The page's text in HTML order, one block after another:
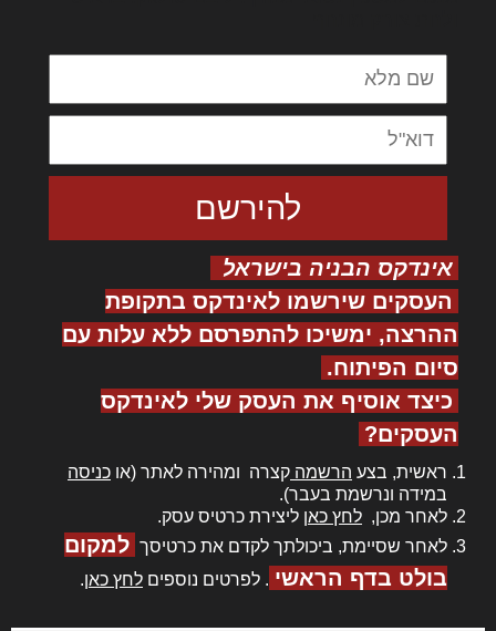
אינדקס הבניה בישראל
העסקים שירשמו לאינדקס בתקופת
ההרצה, ימשיכו להתפרסם ללא עלות עם
סיום הפיתוח.
כיצד אוסיף את העסק שלי לאינדקס
העסקים?
ראשית, בצע הרשמה קצרה ומהירה לאתר (או כניסה
במידה ונרשמת בעבר).
לאחר מכן, לחץ כאן ליצירת כרטיס עסק.
לאחר שסיימת, ביכולתך לקדם את כרטיסך למקום
בולט בדף הראשי . לפרטים נוספים לחץ כאן.